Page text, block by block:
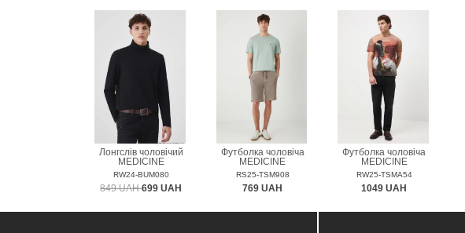
Лонгслів чоловічий
MEDICINE
RW24-BUM080
849 UAH699 UAH
Футболка чоловіча
MEDICINE
RS25-TSM908
769 UAH
Футболка чоловіча
MEDICINE
RW25-TSMA54
1049 UAH